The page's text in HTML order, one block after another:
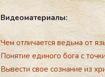
Ви­де­ома­те­ри­алы:
Чем отличается ведьма от
Понятие единого бога с
Вывести свое сознание из